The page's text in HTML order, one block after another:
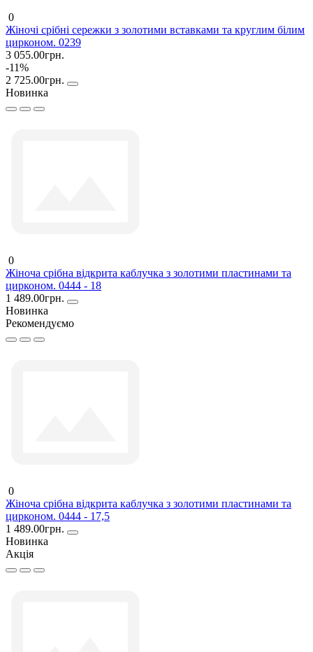
0
Жіночі срібні сережки з золотими вставками та круглим білим
цирконом. 0239
3 055.00грн.
-11%
2 725.00грн.
Новинка
0
Жіноча срібна відкрита каблучка з золотими пластинами та
цирконом. 0444 - 18
1 489.00грн.
Новинка
Рекомендуємо
0
Жіноча срібна відкрита каблучка з золотими пластинами та
цирконом. 0444 - 17,5
1 489.00грн.
Новинка
Акція